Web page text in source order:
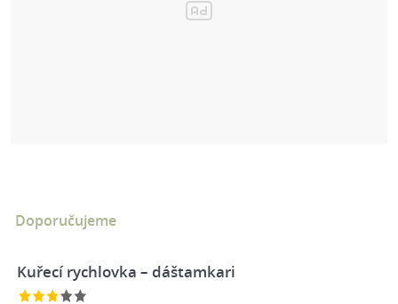
Doporučujeme
Kuřecí rychlovka – dáštamkari